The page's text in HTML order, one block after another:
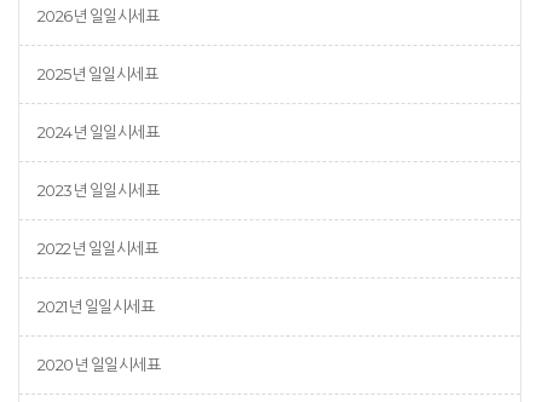
2026년 일일시세표
2025년 일일시세표
2024년 일일시세표
2023년 일일시세표
2022년 일일시세표
2021년 일일시세표
2020년 일일시세표